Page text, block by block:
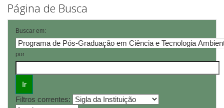
Página de Busca
Buscar em:
por
Filtros correntes: